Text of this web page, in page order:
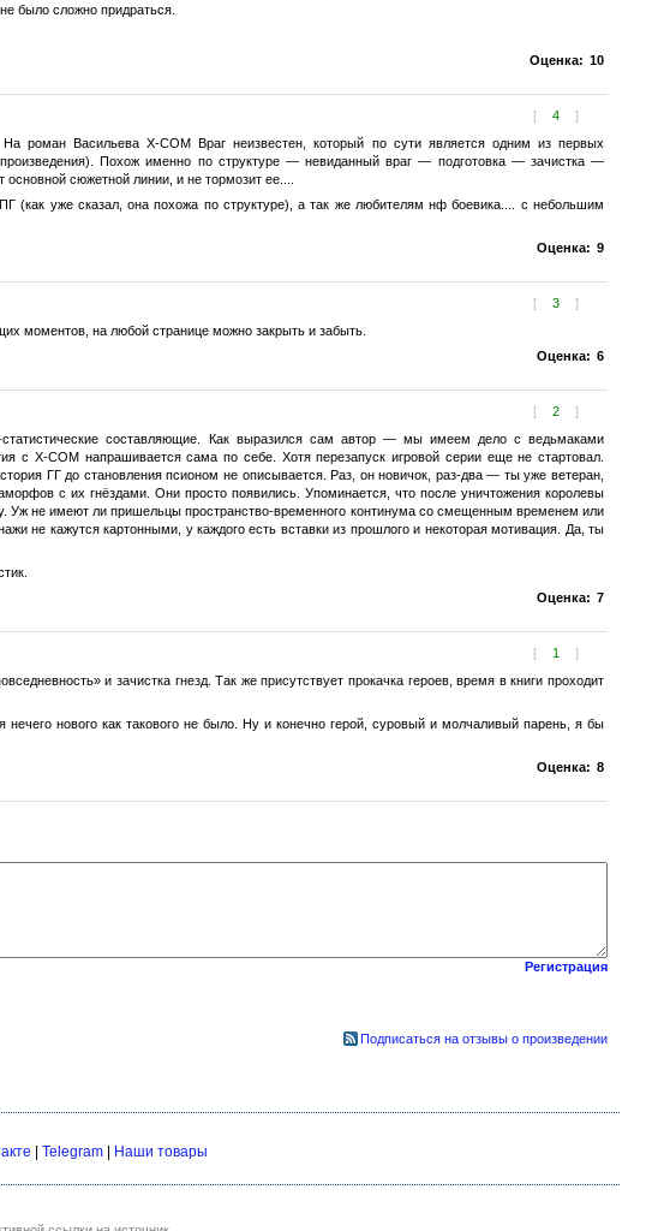
было сложно придраться.
Оценка: 10
[ 4 ]
роман Васильева X-COM Враг неизвестен, который по сути является одним из первых
Похож именно по структуре — невиданный враг — подготовка — зачистка —
сюжетной линии, и не тормозит ее....
уже сказал, она похожа по структуре), а так же любителям нф боевика.... с небольшим
Оценка: 9
[ 3 ]
моментов, на любой странице можно закрыть и забыть.
Оценка: 6
[ 2 ]
составляющие. Как выразился сам автор — мы имеем дело с ведьмаками
с X-COM напрашивается сама по себе. Хотя перезапуск игровой серии еще не стартовал.
ГГ до становления псионом не описывается. Раз, он новичок, раз-два — ты уже ветеран,
с их гнёздами. Они просто появились. Упоминается, что после уничтожения королевы
Уж не имеют ли пришельцы пространство-временного континума со смещенным временем или
не кажутся картонными, у каждого есть вставки из прошлого и некоторая мотивация. Да, ты
Оценка: 7
[ 1 ]
и зачистка гнезд. Так же присутствует прокачка героев, время в книги проходит
нового как такового не было. Ну и конечно герой, суровый и молчаливый парень, я бы
Оценка: 8
Регистрация
Подписаться на отзывы о произведении
| Telegram | Наши товары